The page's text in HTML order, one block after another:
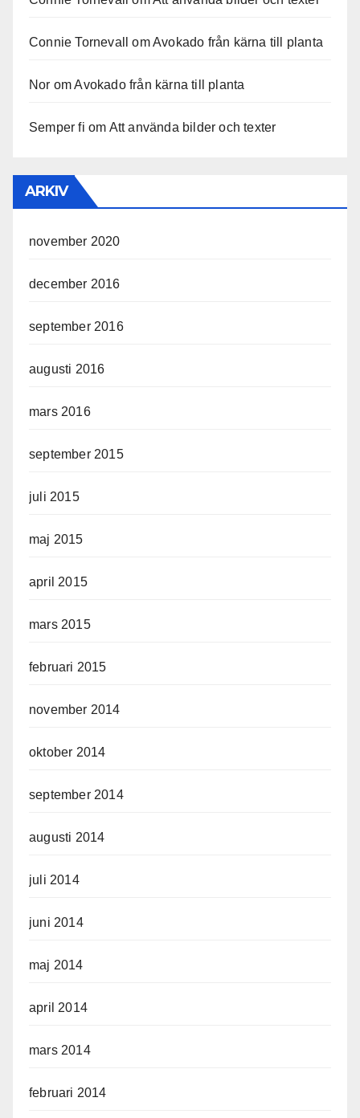
Connie Tornevall omAvokado från kärna till planta
Nor omAvokado från kärna till planta
Semper fi om Att använda bilder och texter
ARKIV
november 2020
december 2016
september 2016
augusti 2016
mars 2016
september 2015
juli 2015
maj 2015
april 2015
mars 2015
februari 2015
november 2014
oktober 2014
september 2014
augusti 2014
juli 2014
juni 2014
maj 2014
april 2014
mars 2014
februari 2014